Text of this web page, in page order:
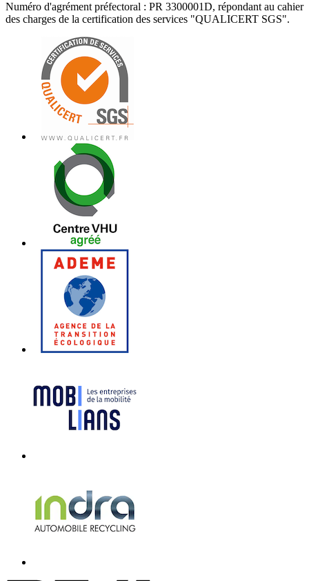
Numéro d'agrément préfectoral : PR 3300001D, répondant au cahier
des charges de la certification des services "QUALICERT SGS".